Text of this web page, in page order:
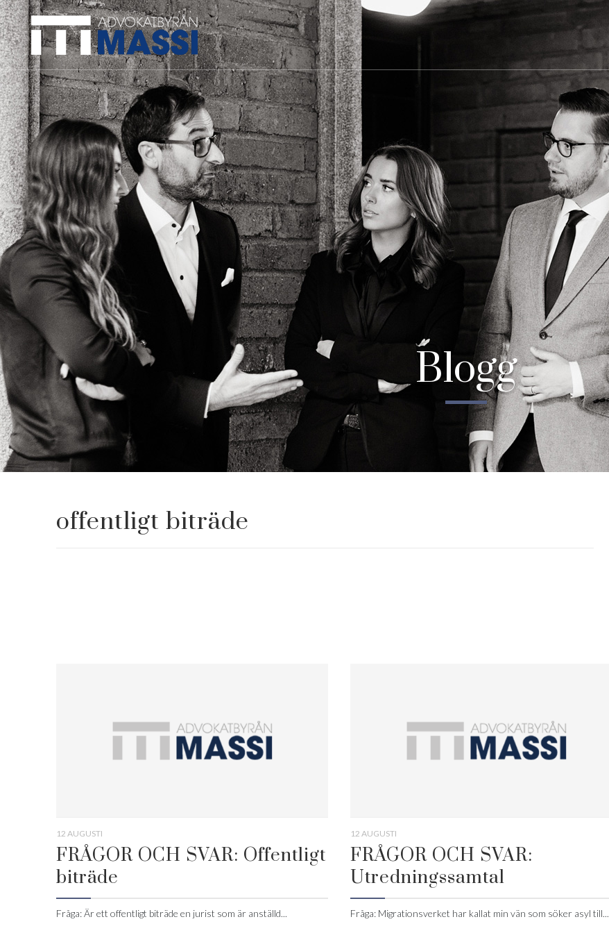
Blogg
offentligt biträde
12 AUGUSTI
FRÅGOR OCH SVAR: Offentligt
biträde
Fråga: Är ett offentligt biträde en jurist som är anställd...
12 AUGUSTI
FRÅGOR OCH SVAR:
Utredningssamtal
Fråga: Migrationsverket har kallat min vän som söker asyl till...